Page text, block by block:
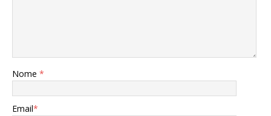
Nome *
Email*